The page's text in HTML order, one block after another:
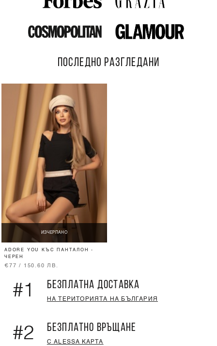
ПОСЛЕДНО РАЗГЛЕДАНИ
ИЗЧЕРПАНО
ADORE YOU КЪС ПАНТАЛОН -
ЧЕРЕН
€77 / 150.60 ЛВ.
#1 БЕЗПЛАТНА ДОСТАВКА
НА ТЕРИТОРИЯТА НА БЪЛГАРИЯ
#2 БЕЗПЛАТНО ВРЪЩАНЕ
С ALESSA КАРТА